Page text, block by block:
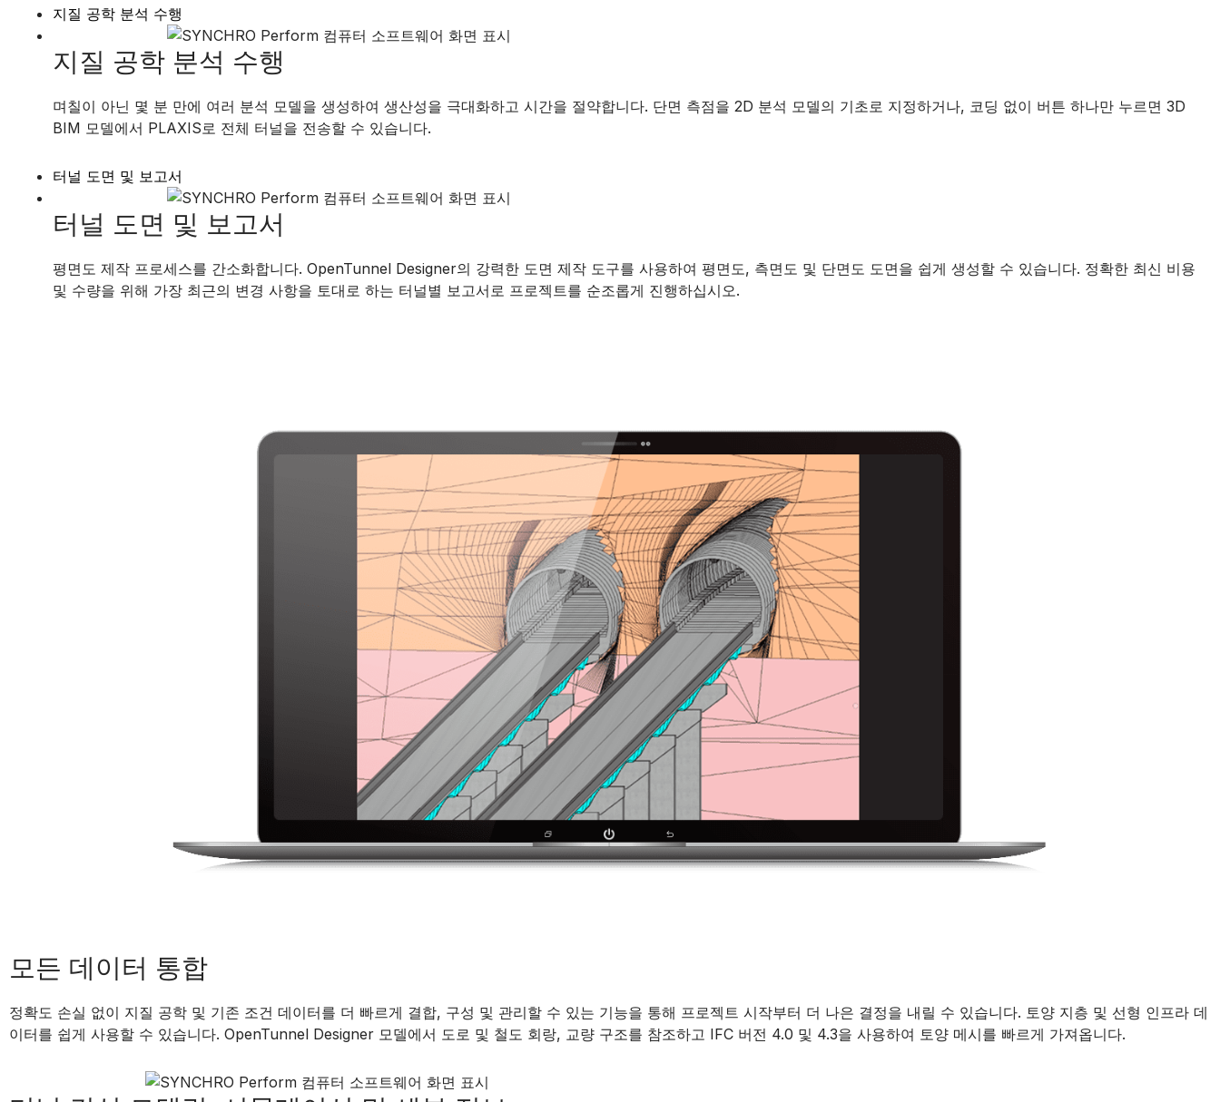
지질 공학 분석 수행
지질 공학 분석 수행
며칠이 아닌 몇 분 만에 여러 분석 모델을 생성하여 생산성을 극대화하고 시간을 절약합니다. 단면 측점을 2D 분석 모델의 기초로 지정하거나, 코딩 없이 버튼 하나만 누르면 3D
BIM 모델에서 PLAXIS로 전체 터널을 전송할 수 있습니다.
터널 도면 및 보고서
터널 도면 및 보고서
평면도 제작 프로세스를 간소화합니다. OpenTunnel Designer의 강력한 도면 제작 도구를 사용하여 평면도, 측면도 및 단면도 도면을 쉽게 생성할 수 있습니다. 정확한 최신 비용
및 수량을 위해 가장 최근의 변경 사항을 토대로 하는 터널별 보고서로 프로젝트를 순조롭게 진행하십시오.
모든 데이터 통합
정확도 손실 없이 지질 공학 및 기존 조건 데이터를 더 빠르게 결합, 구성 및 관리할 수 있는 기능을 통해 프로젝트 시작부터 더 나은 결정을 내릴 수 있습니다. 토양 지층 및 선형 인프라 데
이터를 쉽게 사용할 수 있습니다. OpenTunnel Designer 모델에서 도로 및 철도 회랑, 교량 구조를 참조하고 IFC 버전 4.0 및 4.3을 사용하여 토양 메시를 빠르게 가져옵니다.